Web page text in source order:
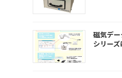
磁気デー
シリー